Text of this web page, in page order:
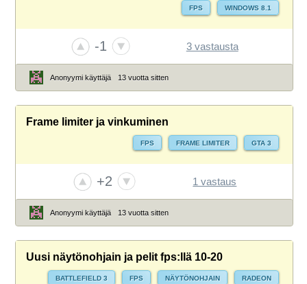
FPS WINDOWS 8.1
-1 3 vastausta
Anonyymi käyttäjä 13 vuotta sitten
Frame limiter ja vinkuminen
FPS FRAME LIMITER GTA 3
+2 1 vastaus
Anonyymi käyttäjä 13 vuotta sitten
Uusi näytönohjain ja pelit fps:llä 10-20
BATTLEFIELD 3 FPS NÄYTÖNOHJAIN RADEON